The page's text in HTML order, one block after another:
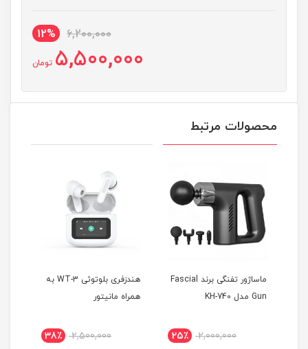
6,200,000
12%
5,500,000 تومان
محصولات مرتبط
ماساژور تفنگی برند Fascial
Gun مدل KH-740
2,000,000 25٪
هندزفری بلوتوثی WT-3 به
همراه مانیتور
2,500,000 38٪